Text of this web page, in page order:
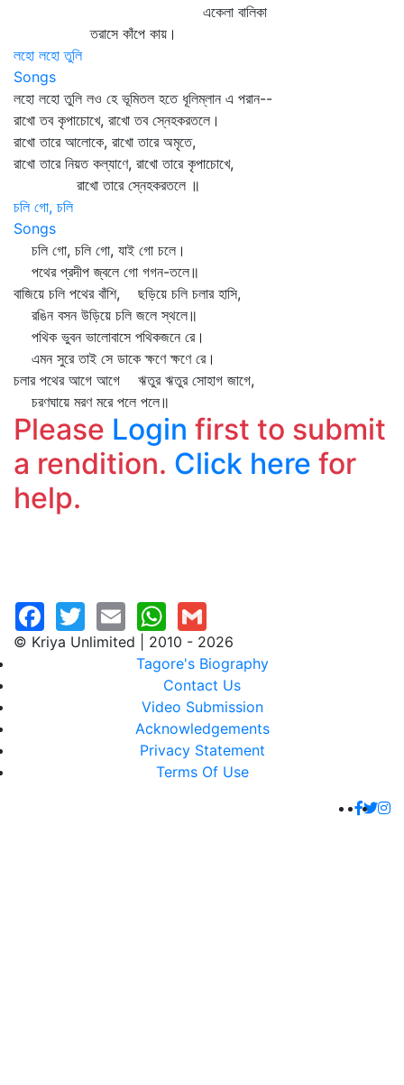
একেলা বালিকা
তরাসে কাঁপে কায়।
লহো লহো তুলি
Songs
লহো লহো তুলি লও হে ভূমিতল হতে ধূলিম্লান এ পরান--
রাখো তব কৃপাচোখে, রাখো তব স্নেহকরতলে।
রাখো তারে আলোকে, রাখো তারে অমৃতে,
রাখো তারে নিয়ত কল্যাণে, রাখো তারে কৃপাচোখে,
রাখো তারে স্নেহকরতলে ॥
চলি গো, চলি
Songs
চলি গো, চলি গো, যাই গো চলে।
পথের প্রদীপ জ্বলে গো গগন-তলে॥
বাজিয়ে চলি পথের বাঁশি, ছড়িয়ে চলি চলার হাসি,
রঙিন বসন উড়িয়ে চলি জলে স্থলে॥
পথিক ভুবন ভালোবাসে পথিকজনে রে।
এমন সুরে তাই সে ডাকে ক্ষণে ক্ষণে রে।
চলার পথের আগে আগে ঋতুর ঋতুর সোহাগ জাগে,
চরণঘায়ে মরণ মরে পলে পলে॥
Please Login first to submit
a rendition. Click here for
help.
© Kriya Unlimited | 2010 - 2026
Tagore's Biography
Contact Us
Video Submission
Acknowledgements
Privacy Statement
Terms Of Use